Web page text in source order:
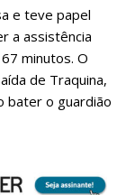
e teve papel
a assistência
minutos. O
de Traquina,
bater o guardião